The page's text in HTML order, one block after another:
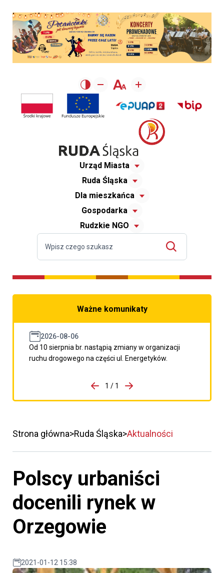
Urząd Miasta
Ruda Śląska
Dla mieszkańca
Gospodarka
Rudzkie NGO
Ważne komunikaty
2026-08-06
Od 10 sierpnia br. nastąpią zmiany w organizacji
ruchu drogowego na części ul. Energetyków.
porzpedniego komunikatu
1 / 1
Przejdź do następnego
Strona główna Ruda Śląska Aktualności
Polscy urbaniści
docenili rynek w
Orzegowie
2021-01-12 15:38